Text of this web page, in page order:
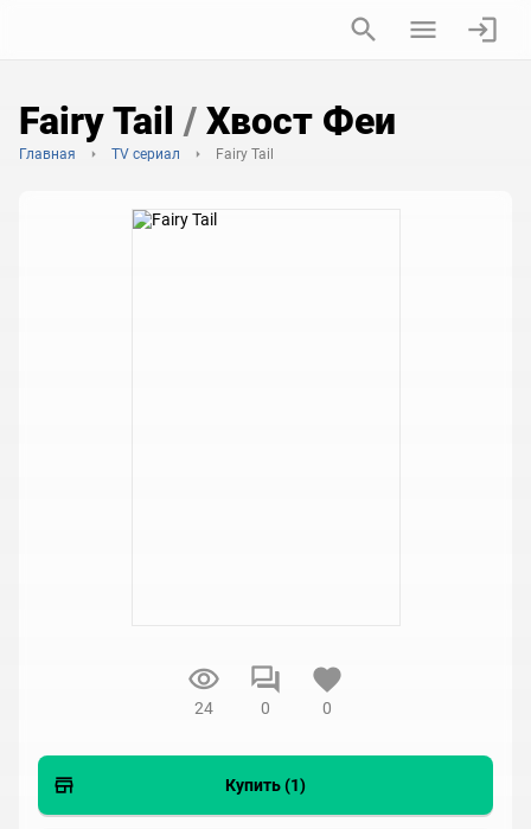
Fairy Tail / Хвост Феи
Главная TV сериал Fairy Tail
24 0 0
Купить (1)